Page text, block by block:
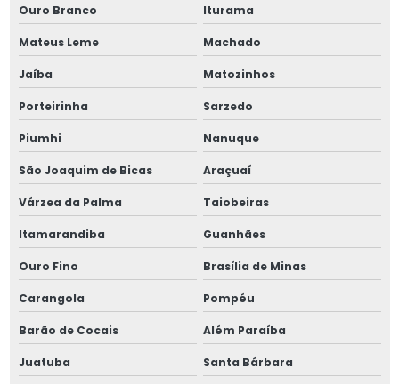
Porca de fixação km 16
Porca de fixação km 19
Porca de fixação km 22
Porca de fixação km 5
Porca de fixação km 6
Porca de fixação km 7
Porca km
Porca km 10
Ouro Branco Iturama
Mateus Leme Machado
Jaíba Matozinhos
Porteirinha Sarzedo
Piumhi Nanuque
São Joaquim de Bicas Araçuaí
Várzea da Palma Taiobeiras
Itamarandiba Guanhães
Ouro Fino Brasília de Minas
Carangola Pompéu
Barão de Cocais Além Paraíba
Juatuba Santa Bárbara